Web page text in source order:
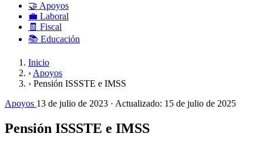
🤝 Apoyos
💼 Laboral
🧾 Fiscal
📚 Educación
Inicio
› Apoyos
› Pensión ISSSTE e IMSS
Apoyos 13 de julio de 2023 · Actualizado: 15 de julio de 2025
Pensión ISSSTE e IMSS